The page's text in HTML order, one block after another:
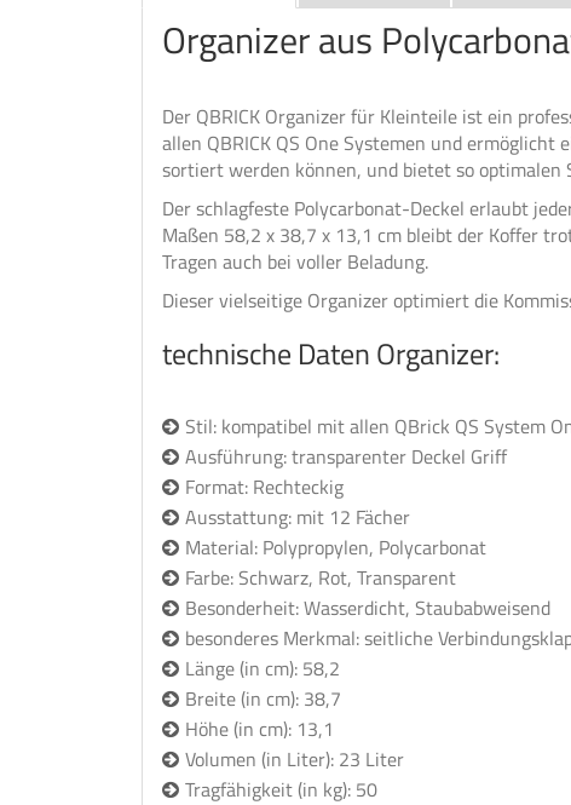
Organizer aus
Der QBRICK Organizer für Kleinteile ist ein
allen QBRICK QS One Systemen und
sortiert werden können, und bietet so optimalen
Der schlagfeste Polycarbonat-Deckel erlaubt
Maßen 58,2 x 38,7 x 13,1 cm bleibt der Koffer
Tragen auch bei voller Beladung.
Dieser vielseitige Organizer optimiert die
technische Daten Organizer:
Stil: kompatibel mit allen QBrick QS System
Ausführung: transparenter Deckel Griff
Format: Rechteckig
Ausstattung: mit 12 Fächer
Material: Polypropylen, Polycarbonat
Farbe: Schwarz, Rot, Transparent
Besonderheit: Wasserdicht, Staubabweisend
besonderes Merkmal: seitliche
Länge (in cm): 58,2
Breite (in cm): 38,7
Höhe (in cm): 13,1
Volumen (in Liter): 23 Liter
Tragfähigkeit (in kg): 50